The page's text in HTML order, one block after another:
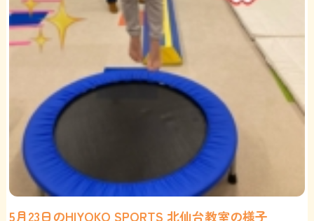
5月23日のHIYOKO SPORTS 北仙台教室の様子